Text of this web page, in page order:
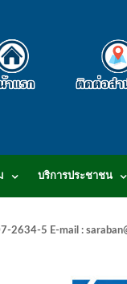
บริการประชาชน
5 E-mail :